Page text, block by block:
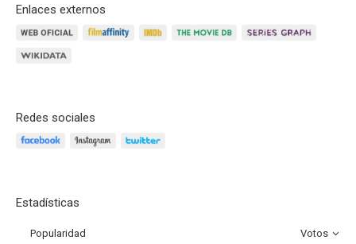
Enlaces externos
Redes sociales
Estadísticas
Popularidad Votos